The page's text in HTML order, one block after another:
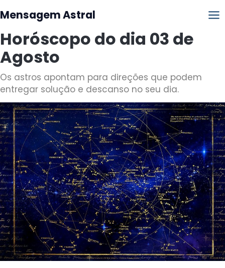
Mensagem Astral
Horóscopo do dia 03 de
Agosto
Os astros apontam para direções que podem
entregar solução e descanso no seu dia.